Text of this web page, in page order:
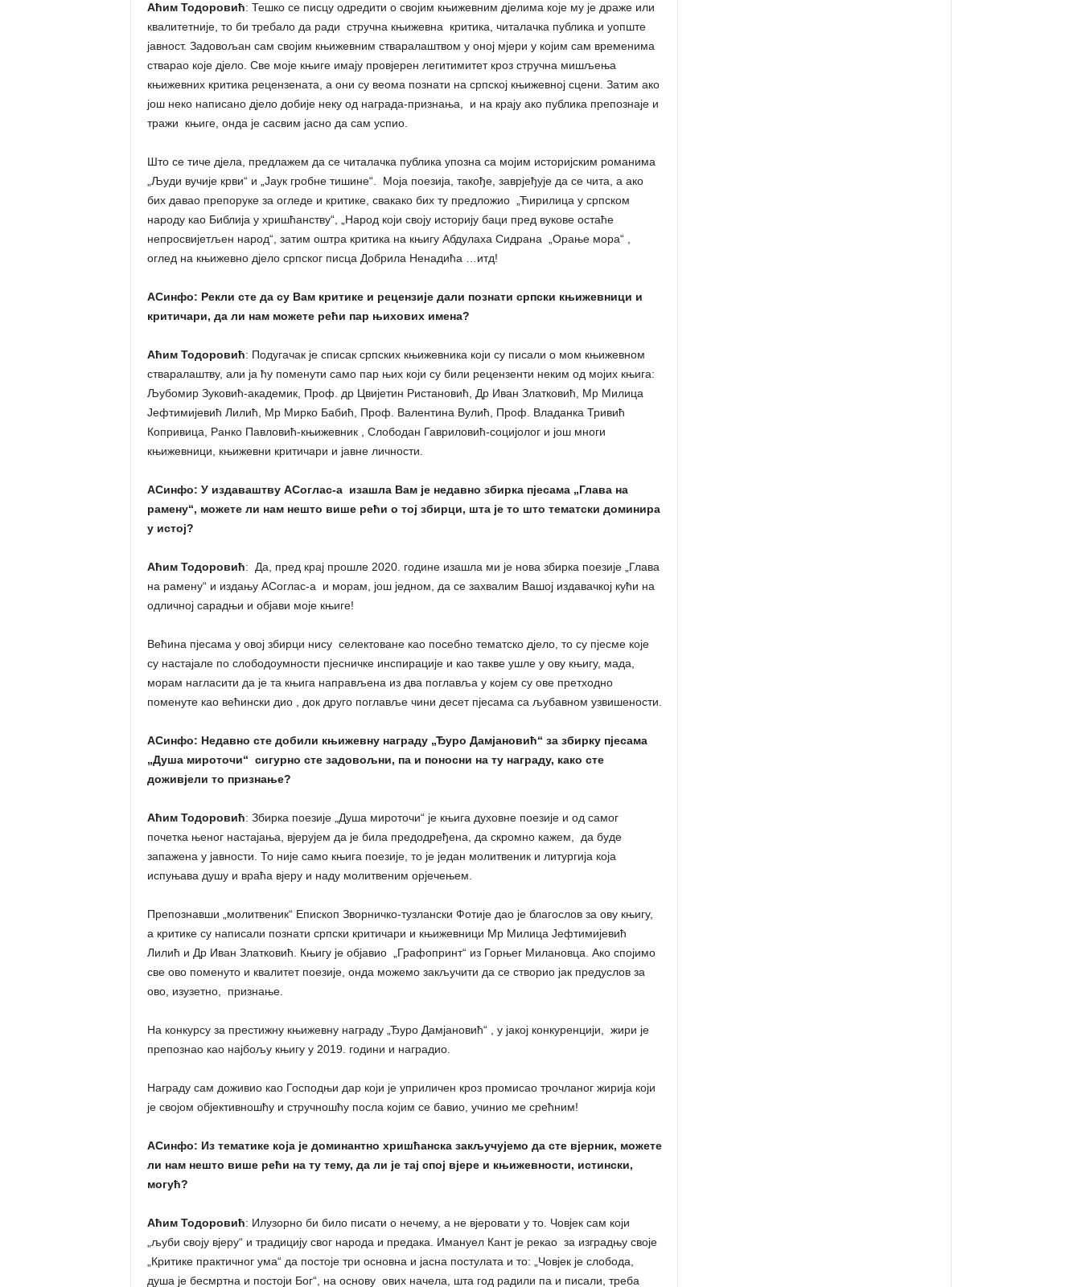
Аћим Тодоровић: Тешко се писцу одредити о својим књижевним дјелима које му је драже или
квалитетније, то би требало да ради стручна књижевна критика, читалачка публика и уопште
јавност. Задовољан сам својим књижевним стваралаштвом у оној мјери у којим сам временима
стварао које дјело. Све моје књиге имају провјерен легитимитет кроз стручна мишљења
књижевних критика рецензената, а они су веома познати на српској књижевној сцени. Затим ако
још неко написано дјело добије неку од награда-признања, и на крају ако публика препознаје и
тражи књиге, онда је сасвим јасно да сам успио.
Што се тиче дјела, предлажем да се читалачка публика упозна са мојим историјским романима
„Људи вучије крви“ и „Јаук гробне тишине“. Моја поезија, такође, заврјеђује да се чита, а ако
бих давао препоруке за огледе и критике, свакако бих ту предложио „Ћирилица у српском
народу као Библија у хришћанству“, „Народ који своју историју баци пред вукове остаће
непросвијетљен народ“, затим оштра критика на књигу Абдулаха Сидрана „Орање мора“ ,
оглед на књижевно дјело српског писца Добрила Ненадића …итд!
АСинфо: Рекли сте да су Вам критике и рецензије дали познати српски књижевници и
критичари, да ли нам можете рећи пар њихових имена?
Аћим Тодоровић: Подугачак је списак српских књижевника који су писали о мом књижевном
стваралаштву, али ја ћу поменути само пар њих који су били рецензенти неким од мојих књига:
Љубомир Зуковић-академик, Проф. др Цвијетин Ристановић, Др Иван Златковић, Мр Милица
Јефтимијевић Лилић, Мр Мирко Бабић, Проф. Валентина Вулић, Проф. Владанка Тривић
Копривица, Ранко Павловић-књижевник , Слободан Гавриловић-социјолог и још многи
књижевници, књижевни критичари и јавне личности.
АСинфо: У издаваштву АСоглас-а изашла Вам је недавно збирка пјесама „Глава на
рамену“, можете ли нам нешто више рећи о тој збирци, шта је то што тематски доминира
у истој?
Аћим Тодоровић: Да, пред крај прошле 2020. године изашла ми је нова збирка поезије „Глава
на рамену“ и издању АСоглас-а и морам, још једном, да се захвалим Вашој издавачкој кући на
одличној сарадњи и објави моје књиге!
Већина пјесама у овој збирци нису селектоване као посебно тематско дјело, то су пјесме које
су настајале по слободоумности пјесничке инспирације и као такве ушле у ову књигу, мада,
морам нагласити да је та књига направљена из два поглавља у којем су ове претходно
поменуте као већински дио , док друго поглавље чини десет пјесама са љубавном узвишености.
АСинфо: Недавно сте добили књижевну награду „Ђуро Дамјановић“ за збирку пјесама
„Душа мироточи“ сигурно сте задовољни, па и поносни на ту награду, како сте
доживјели то признање?
Аћим Тодоровић: Збирка поезије „Душа мироточи“ је књига духовне поезије и од самог
почетка њеног настајања, вјерујем да је била предодређена, да скромно кажем, да буде
запажена у јавности. То није само књига поезије, то је један молитвеник и литургија која
испуњава душу и враћа вјеру и наду молитвеним орјечењем.
Препознавши „молитвеник“ Епископ Зворничко-тузлански Фотије дао је благослов за ову књигу,
а критике су написали познати српски критичари и књижевници Мр Милица Јефтимијевић
Лилић и Др Иван Златковић. Књигу је објавио „Графопринт“ из Горњег Милановца. Ако спојимо
све ово поменуто и квалитет поезије, онда можемо закључити да се створио јак предуслов за
ово, изузетно, признање.
На конкурсу за престижну књижевну награду „Ђуро Дамјановић“ , у јакој конкуренцији, жири је
препознао као најбољу књигу у 2019. години и наградио.
Награду сам доживио као Господњи дар који је уприличен кроз промисао трочланог жирија који
је својом објективношћу и стручношћу посла којим се бавио, учинио ме срећним!
АСинфо: Из тематике која је доминантно хришћанска закључујемо да сте вјерник, можете
ли нам нешто више рећи на ту тему, да ли је тај спој вјере и књижевности, истински,
могућ?
Аћим Тодоровић: Илузорно би било писати о нечему, а не вјеровати у то. Човјек сам који
„љуби своју вјеру“ и традицију свог народа и предака. Имануел Кант је рекао за изградњу своје
„Критике практичног ума“ да постоје три основна и јасна постулата и то: „Човјек је слобода,
душа је бесмртна и постоји Бог“, на основу ових начела, шта год радили па и писали, треба